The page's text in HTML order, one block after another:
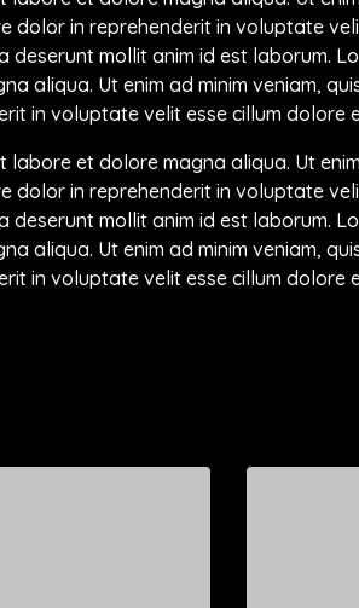
dolor in reprehenderit in voluptate
mollit anim id est laborum.
aliqua. Ut enim ad minim veniam,
in voluptate velit esse cillum dolore
et dolore magna aliqua. Ut
dolor in reprehenderit in voluptate
mollit anim id est laborum.
aliqua. Ut enim ad minim veniam,
in voluptate velit esse cillum dolore